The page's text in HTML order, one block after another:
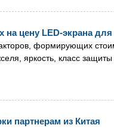
цену LED-экрана
формирующих
яркость, класс
партнерам из Китая